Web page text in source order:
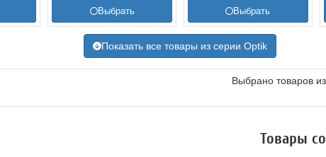
Выбрать Выбрать
Показать все товары из серии Optik
Выбрано товаров
Товары